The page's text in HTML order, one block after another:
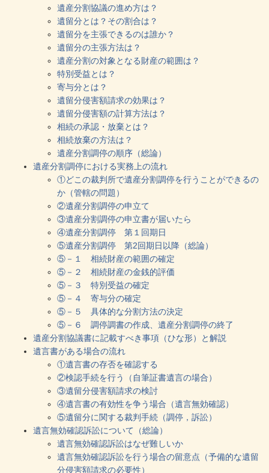
遺産分割協議の進め方は？
遺留分とは？その割合は？
遺留分を主張できるのは誰か？
遺留分の主張方法は？
遺産分割の対象となる財産の範囲は？
特別受益とは？
寄与分とは？
遺留分侵害額請求の効果は？
遺留分侵害額の計算方法は？
相続の承認・放棄とは？
相続放棄の方法は？
遺産分割調停の順序（総論）
遺産分割調停における実務上の流れ
①どこの裁判所で遺産分割調停を行うことができるの
か（管轄の問題）
②遺産分割調停の申立て
③遺産分割調停の申立書が届いたら
④遺産分割調停 第１回期日
⑤遺産分割調停 第2回期日以降（総論）
⑤－１ 相続財産の範囲の確定
⑤－２ 相続財産の金銭的評価
⑤－３ 特別受益の確定
⑤－４ 寄与分の確定
⑤－５ 具体的な分割方法の決定
⑤－６ 調停調書の作成、遺産分割調停の終了
遺産分割協議書に記載すべき事項（ひな形）と解説
遺言書がある場合の流れ
①遺言書の存否を確認する
②検認手続を行う（自筆証書遺言の場合）
③遺留分侵害額請求の検討
④遺言書の有効性を争う場合（遺言無効確認）
⑤遺留分に関する裁判手続（調停，訴訟）
遺言無効確認訴訟について（総論）
遺言無効確認訴訟はなぜ難しいか
遺言無効確認訴訟を行う場合の留意点（予備的な遺留
分侵害額請求の必要性）